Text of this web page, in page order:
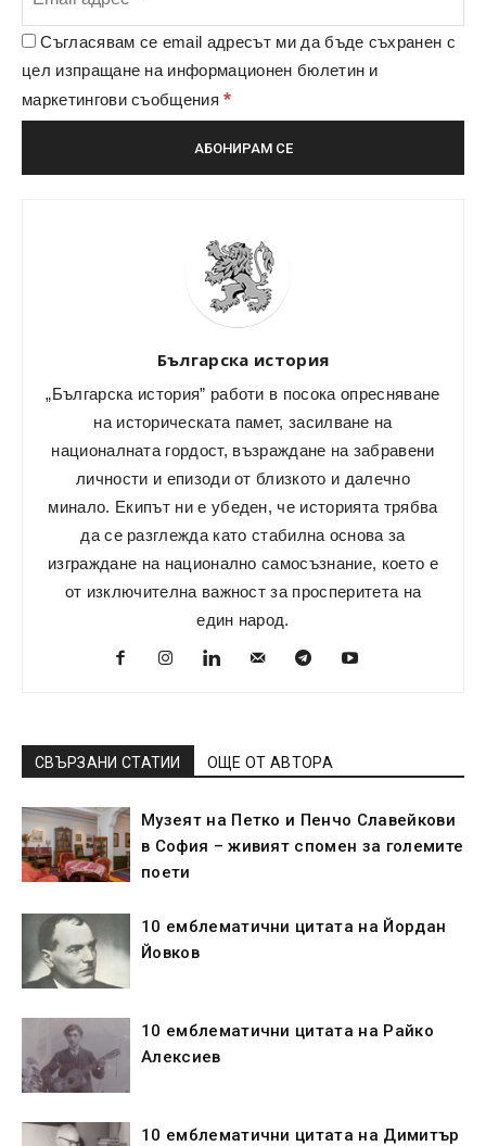
Съгласявам се email адресът ми да бъде съхранен с
цел изпращане на информационен бюлетин и
маркетингови съобщения*
Българска история
„Българска история” работи в посока опресняване
на историческата памет, засилване на
националната гордост, възраждане на забравени
личности и епизоди от близкото и далечно
минало. Екипът ни е убеден, че историята трябва
да се разглежда като стабилна основа за
изграждане на национално самосъзнание, което е
от изключителна важност за просперитета на
един народ.
СВЪРЗАНИ СТАТИИ ОЩЕ ОТ АВТОРА
Музеят на Петко и Пенчо Славейкови
в София – живият спомен за големите
поети
10 емблематични цитата на Йордан
Йовков
10 емблематични цитата на Райко
Алексиев
10 емблематични цитата на Димитър